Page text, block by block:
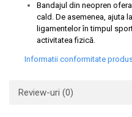
Bandajul din neopren
cald. De asemenea, ajuta
ligamentelor în timpul
activitatea fizică.
Informatii conformitate
Review-uri (0)